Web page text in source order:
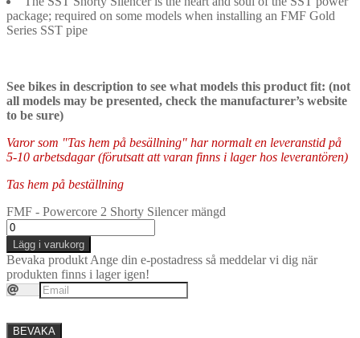
package; required on some models when installing an FMF Gold
Series SST pipe
See bikes in description to see what models this product fit: (not
all models may be presented, check the manufacturer’s website
to be sure)
Varor som "Tas hem på besällning" har normalt en leveranstid på
5-10 arbetsdagar (förutsatt att varan finns i lager hos leverantören)
Tas hem på beställning
FMF - Powercore 2 Shorty Silencer mängd
Lägg i varukorg
Bevaka produkt Ange din e-postadress så meddelar vi dig när
produkten finns i lager igen!
BEVAKA